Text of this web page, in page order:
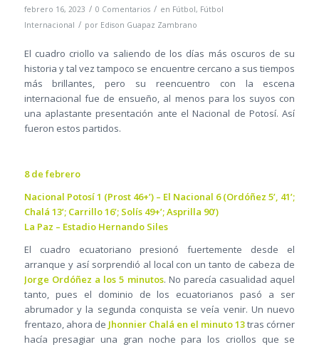
febrero 16, 2023 / 0 Comentarios / en Fútbol, Fútbol
Internacional / por Edison Guapaz Zambrano
El cuadro criollo va saliendo de los días más oscuros de su
historia y tal vez tampoco se encuentre cercano a sus tiempos
más brillantes, pero su reencuentro con la escena
internacional fue de ensueño, al menos para los suyos con
una aplastante presentación ante el Nacional de Potosí. Así
fueron estos partidos.
8 de febrero
Nacional Potosí 1 (Prost 46+’) – El Nacional 6 (Ordóñez 5’, 41’;
Chalá 13’; Carrillo 16’; Solís 49+’; Asprilla 90’)
La Paz – Estadio Hernando Siles
El cuadro ecuatoriano presionó fuertemente desde el
arranque y así sorprendió al local con un tanto de cabeza de
Jorge Ordóñez a los 5 minutos. No parecía casualidad aquel
tanto, pues el dominio de los ecuatorianos pasó a ser
abrumador y la segunda conquista se veía venir. Un nuevo
frentazo, ahora de Jhonnier Chalá en el minuto 13tras córner
hacía presagiar una gran noche para los criollos que se